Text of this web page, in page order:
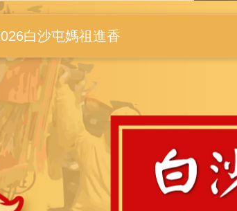
錄
白沙屯媽祖進香